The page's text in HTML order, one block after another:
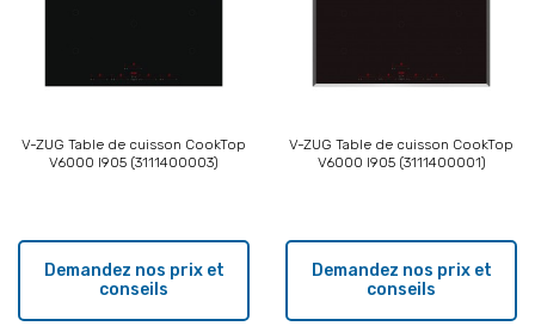
V-ZUG Table de cuisson CookTop
V6000 I905 (3111400003)
Demandez nos prix et
conseils
V-ZUG Table de cuisson CookTop
V6000 I905 (3111400001)
Demandez nos prix et
conseils